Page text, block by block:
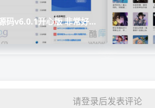
码v6.0.1开心版 非常好
请登录后发表评论